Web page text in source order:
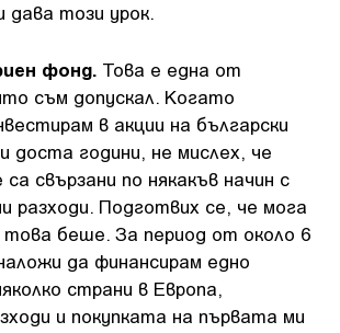
дава този урок.
фонд. Това е една от
съм допускал. Когато
в акции на български
доста години, не мислех, че
свързани по някакъв начин с
разходи. Подготвих се, че мога
това беше. За период от около 6
да финансирам едно
страни в Европа,
и покупката на първата ми